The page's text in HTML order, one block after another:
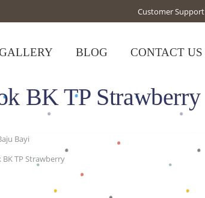
Customer Support
BLOG CONTACT US
BK TP Strawberry
Bayi
BK TP Strawberry